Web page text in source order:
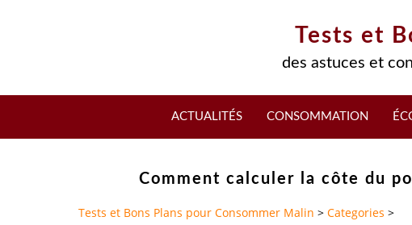
Tests et
des astuces et
ACTUALITÉS CONSOMMATION
Comment calculer la côte du
Tests et Bons Plans pour Consommer Malin > Categories >